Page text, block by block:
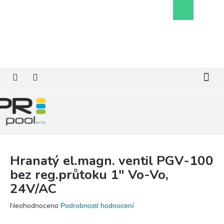
košík
Hranatý el.magn. ventil PGV-100
bez reg.průtoku 1" Vo-Vo,
24V/AC
Průměrné
Neohodnoceno Podrobnosti hodnocení